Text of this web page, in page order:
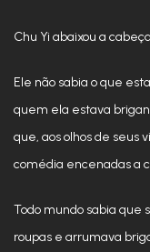
Chu Yi abaixou a
Ele não sabia o que
quem ela estava
que, aos olhos de seus
comédia encenadas a
Todo mundo sabia que
roupas e arrumava